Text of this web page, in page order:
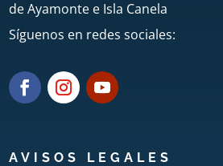
de Ayamonte e Isla Canela
Síguenos en redes sociales:
AVISOS LEGALES